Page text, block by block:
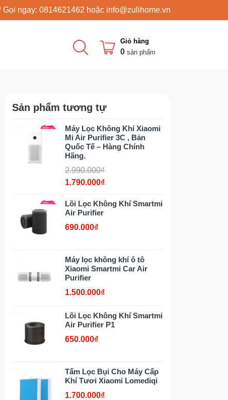
Gọi ngay: 0814621462 hoặc info@zulihome.vn
Giỏ hàng
0 sản phẩm
Sản phẩm tương tự
Máy Lọc Không Khí Xiaomi
Mi Air Purifier 3C , Bản
Quốc Tế – Hàng Chính
Hãng.
2.990.000₫
1.790.000₫
Lõi Lọc Không Khí Smartmi
Air Purifier
690.000₫
Máy lọc không khí ô tô
Xiaomi Smartmi Car Air
Purifier
1.500.000₫
Lõi Lọc Không Khí Smartmi
Air Purifier P1
650.000₫
Tấm Lọc Bụi Cho Máy Cấp
Khí Tươi Xiaomi Lomediqi
1.700.000₫